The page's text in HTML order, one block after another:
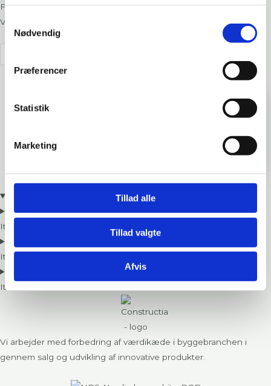
Samtykkevalg
Nødvendig
Præferencer
Statistik
Marketing
Tillad alle
Tillad valgte
Afvis
Forside/Produkter/ Varer tagged “Nedhængte lofter”
Viser et enkelt resultat
Loftrumsbarrier Serien
Item #1
Item #2
Item #3
Vi arbejder med forbedring af værdikæde i byggebranchen i
gennem salg og udvikling af innovative produkter.